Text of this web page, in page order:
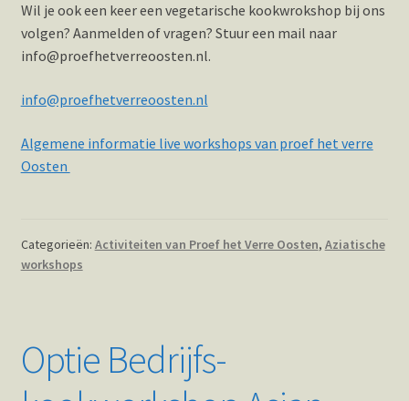
Wil je ook een keer een vegetarische kookwrokshop bij ons
volgen? Aanmelden of vragen? Stuur een mail naar
info@proefhetverreoosten.nl.
info@proefhetverreoosten.nl
Algemene informatie live workshops van proef het verre
Oosten
Categorieën: Activiteiten van Proef het Verre Oosten, Aziatische
workshops
Optie Bedrijfs-